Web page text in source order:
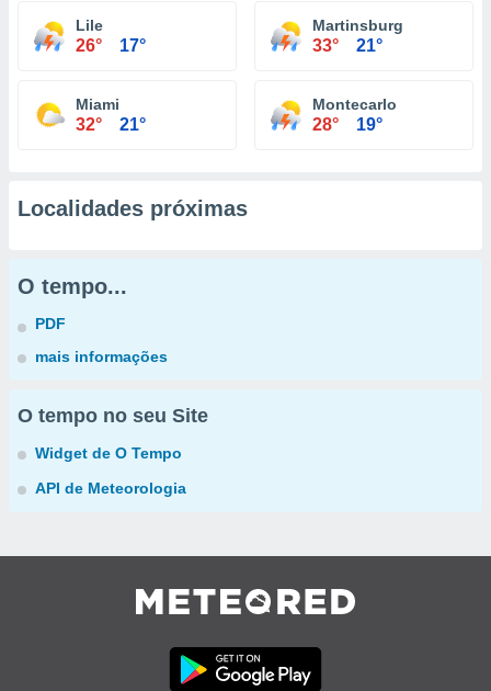
Lile
26° 17°
Martinsburg
33° 21°
Miami
32° 21°
Montecarlo
28° 19°
Localidades próximas
O tempo...
PDF
mais informações
O tempo no seu Site
Widget de O Tempo
API de Meteorologia